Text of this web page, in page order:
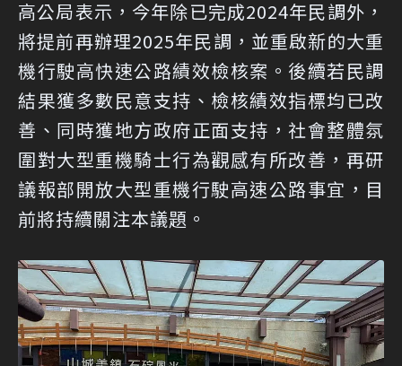
高公局表示，今年除已完成2024年民調外，
將提前再辦理2025年民調，並重啟新的大重
機行駛高快速公路績效檢核案。後續若民調
結果獲多數民意支持、檢核績效指標均已改
善、同時獲地方政府正面支持，社會整體氛
圍對大型重機騎士行為觀感有所改善，再研
議報部開放大型重機行駛高速公路事宜，目
前將持續關注本議題。